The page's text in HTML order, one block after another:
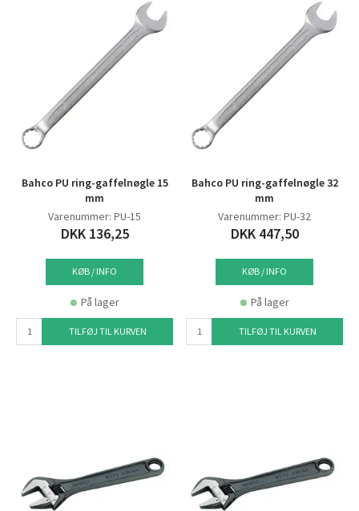
Bahco PU ring-gaffelnøgle 15
mm
Varenummer: PU-15
DKK 136,25
KØB / INFO
På lager
TILFØJ TIL KURVEN
Bahco PU ring-gaffelnøgle 32
mm
Varenummer: PU-32
DKK 447,50
KØB / INFO
På lager
TILFØJ TIL KURVEN